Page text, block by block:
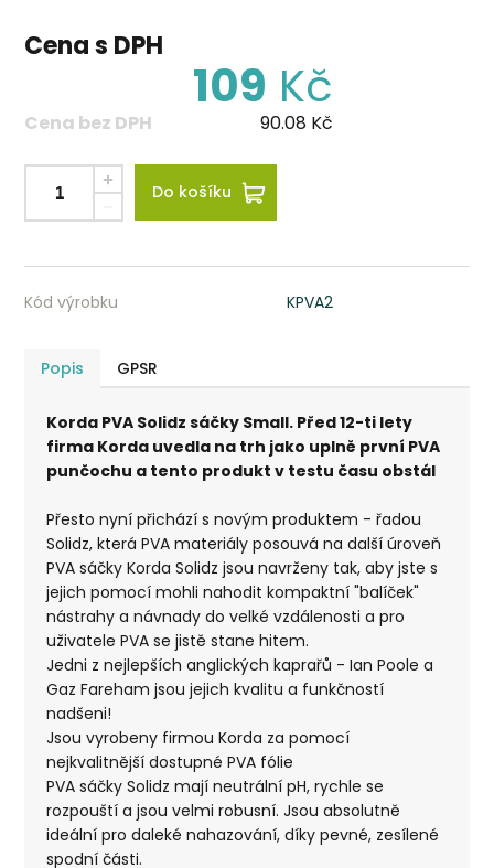
Cena s DPH
109 Kč
Cena bez DPH 90.08 Kč
Do košíku
Kód výrobku KPVA2
Popis GPSR
Korda PVA Solidz sáčky Small. Před 12-ti lety
firma Korda uvedla na trh jako uplně první PVA
punčochu a tento produkt v testu času obstál
Přesto nyní přichází s novým produktem - řadou
Solidz, která PVA materiály posouvá na další úroveň
PVA sáčky Korda Solidz jsou navrženy tak, aby jste s
jejich pomocí mohli nahodit kompaktní "balíček"
nástrahy a návnady do velké vzdálenosti a pro
uživatele PVA se jistě stane hitem.
Jedni z nejlepších anglických kaprařů - Ian Poole a
Gaz Fareham jsou jejich kvalitu a funkčností
nadšeni!
Jsou vyrobeny firmou Korda za pomocí
nejkvalitnější dostupné PVA fólie
PVA sáčky Solidz mají neutrální pH, rychle se
rozpouští a jsou velmi robusní. Jsou absolutně
ideální pro daleké nahazování, díky pevné, zesílené
spodní části.